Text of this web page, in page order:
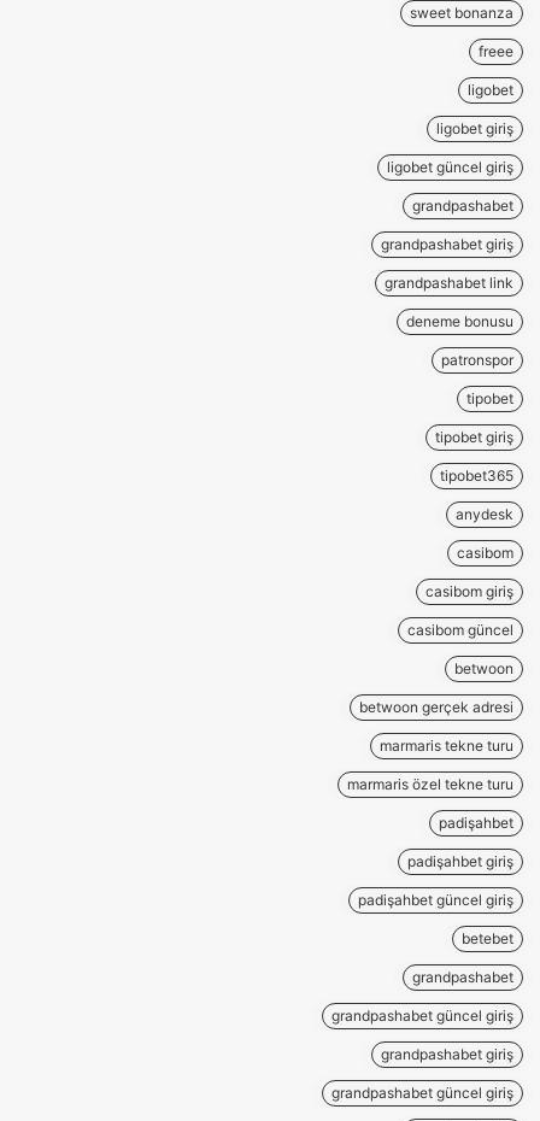
sweet bonanza
freee
ligobet
ligobet giriş
ligobet güncel giriş
grandpashabet
grandpashabet giriş
grandpashabet link
deneme bonusu
patronspor
tipobet
tipobet giriş
tipobet365
anydesk
casibom
casibom giriş
casibom güncel
betwoon
betwoon gerçek adresi
marmaris tekne turu
marmaris özel tekne turu
padişahbet
padişahbet giriş
padişahbet güncel giriş
betebet
grandpashabet
grandpashabet güncel giriş
grandpashabet giriş
grandpashabet güncel giriş